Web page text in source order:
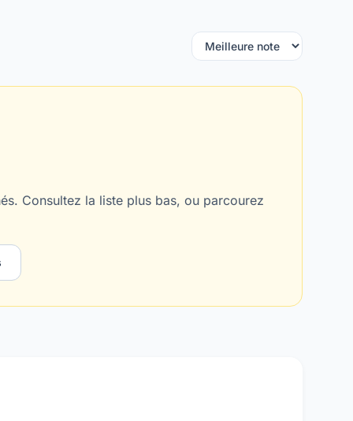
Consultez la liste plus bas, ou parcourez